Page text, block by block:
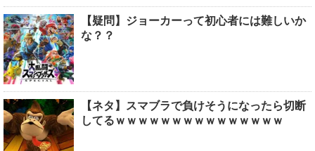
【疑問】ジョーカーって初心者には難しいか
な？？
【ネタ】スマブラで負けそうになったら切断
してるｗｗｗｗｗｗｗｗｗｗｗｗｗｗｗ